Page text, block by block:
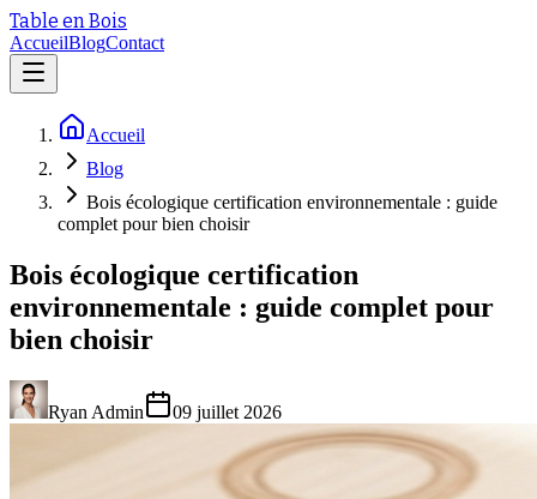
Table en Bois
AccueilBlogContact
Accueil
Blog
Bois écologique certification environnementale : guide
complet pour bien choisir
Bois écologique certification
environnementale : guide complet pour
bien choisir
Ryan Admin 09 juillet 2026